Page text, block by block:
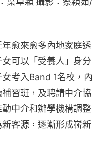
愈來愈多內地家庭透
可以「受養人」身分
考入Band 1名校，內
習班，及聘請中介協
中介和辦學機構調整
客源，逐漸形成嶄新